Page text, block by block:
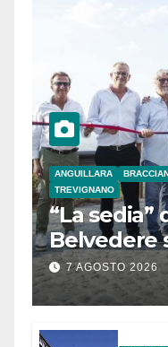
ANGUILLARA
TREVIGNANO
“La sedia”
Belvedere
Bracciano:
7 AGOSTO 2026